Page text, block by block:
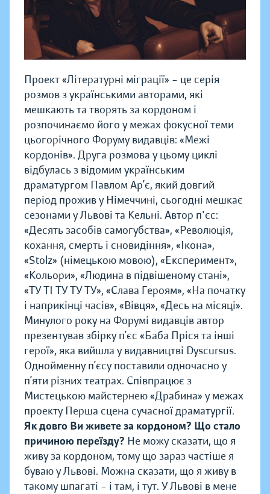
Проект «Літературні міграції» – це серія
розмов з українськими авторами, які
мешкають та творять за кордоном і
розпочинаємо його у межах фокусної теми
цьогорічного Форуму видавців: «Межі
кордонів». Друга розмова у цьому циклі
відбулась з відомим українським
драматургом Павлом Ар’є, який довгий
період прожив у Німеччині, сьогодні мешкає
сезонами у Львові та Кельні. Автор п'єс:
«Десять засобів самогубства», «Революція,
кохання, смерть і сновидіння», «Ікона»,
«Stolz» (німецькою мовою), «Експеримент»,
«Кольори», «Людина в підвішеному стані»,
«ТУ ТІ ТУ ТУ ТУ», «Слава Героям», «На початку
і наприкінці часів», «Вівця», «Десь на місяці».
Минулого року на Форумі видавців автор
презентував збірку п’єс «Баба Пріся та інші
герої», яка вийшла у видавництві Dyscursus.
Однойменну п’єсу поставили одночасно у
п’яти різних театрах. Співпрацює з
Мистецькою майстернею «Драбина» у межах
проекту Перша сцена сучасної драматургії.
Як довго Ви живете за кордоном? Що стало
причиною переїзду? Не можу сказати, що я
живу за кордоном, тому що зараз частіше я
буваю у Львові. Можна сказати, що я живу в
такому шпагаті – і там, і тут. У Львові в мене